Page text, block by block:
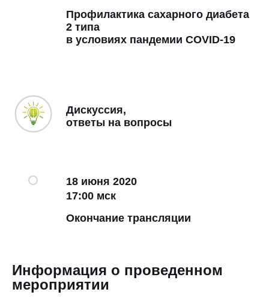
Профилактика сахарного диабета
2 типа
в условиях пандемии COVID-19
Дискуссия,
ответы на вопросы
18 июня 2020
17:00 мск
Окончание трансляции
Информация о проведенном
мероприятии